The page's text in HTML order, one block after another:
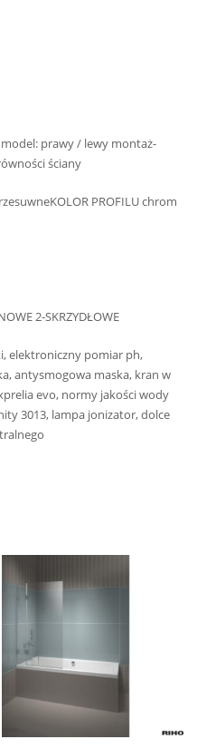
prawy / lewy montaż-
ściany
PROFILU chrom
2-SKRZYDŁOWE
elektroniczny pomiar ph,
antysmogowa maska, kran w
evo, normy jakości wody
3013, lampa jonizator, dolce